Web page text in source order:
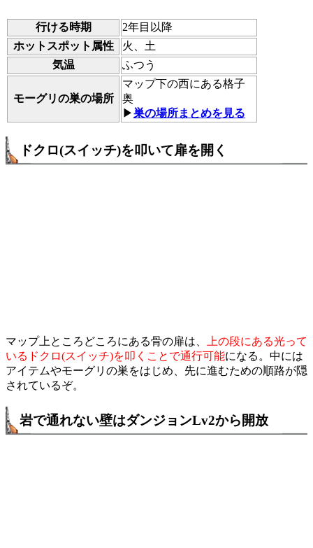
行ける時期
2年目以降
ホットスポット属性
火、土
気温
ふつう
モーグリの巣の場所
マップ下の西にある格子
奥
▶巣の場所まとめを見る
ドクロ(スイッチ)を叩いて扉を開く
マップ上ところどころにある骨の扉は、
上の段にある光って
いるドクロ(スイッチ)を叩くことで通行可能になる。中には
アイテムやモーグリの巣をはじめ、先に進むための順路が隠
されているぞ。
岩で通れない壁はダンジョンLv2から開放